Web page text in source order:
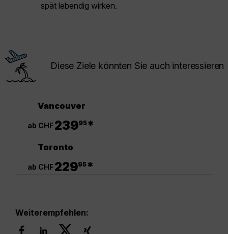
spät lebendig wirken.
Diese Ziele könnten Sie auch interessieren
Vancouver
ab CHF23995*
Toronto
ab CHF22995*
Weiterempfehlen: